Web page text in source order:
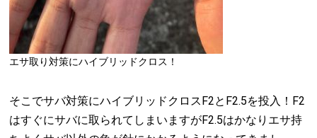
エサ取り対策にハイブリッドクロス！
そこでサバ対策にハイブリッドクロスF2とF2.5を投入！F2
はすぐにサバに取られてしまいますがF2.5はかなりエサ持